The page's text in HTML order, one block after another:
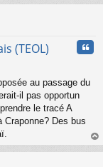
(TEOL)
au passage du
il pas opportun
le tracé A
Des bus
au